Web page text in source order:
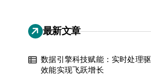
最新文章
数据引擎科技赋能：实时处理
效能实现飞跃增长